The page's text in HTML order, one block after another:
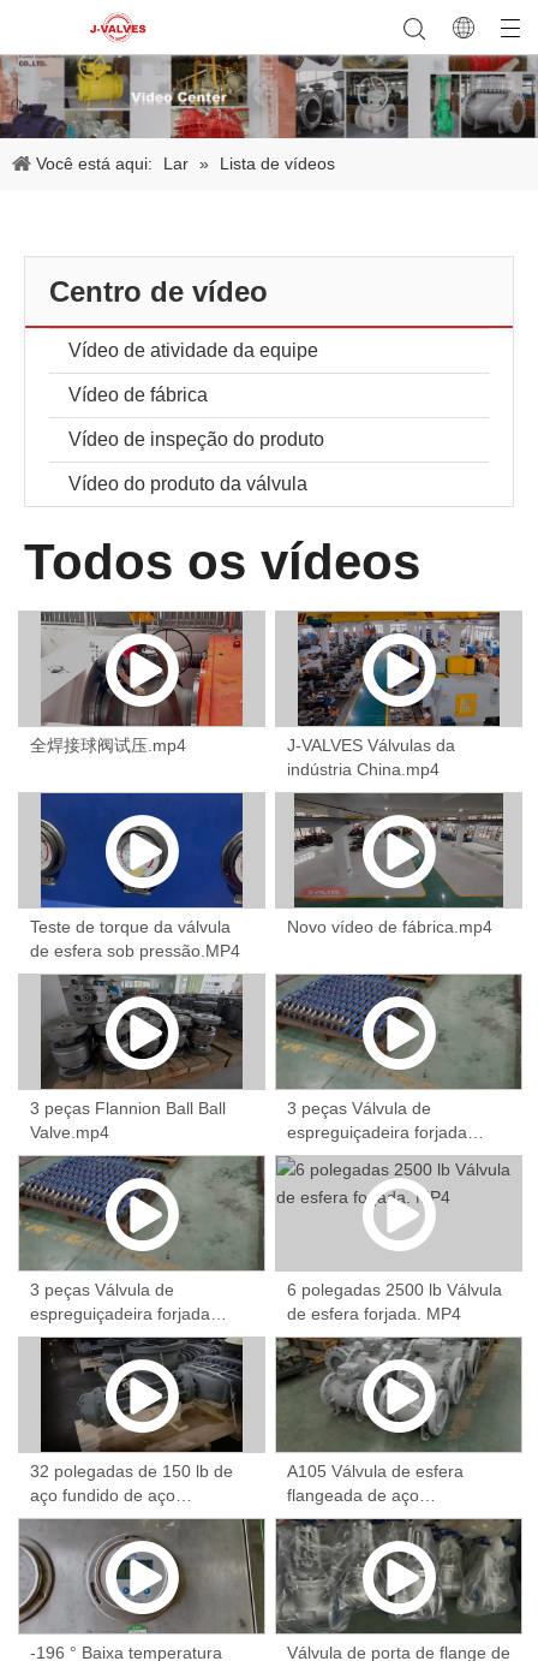
Você está aqui: Lar » Lista de vídeos
Centro de vídeo
Vídeo de atividade da equipe
Vídeo de fábrica
Vídeo de inspeção do produto
Vídeo do produto da válvula
Todos os vídeos
全焊接球阀试压.mp4
J-VALVES Válvulas da
indústria China.mp4
Teste de torque da válvula
de esfera sob pressão.MP4
Novo vídeo de fábrica.mp4
3 peças Flannion Ball Ball
Valve.mp4
3 peças Válvula de
espreguiçadeira forjada
800lb.mp4
3 peças Válvula de
espreguiçadeira forjada
800lb.mp4
6 polegadas 2500 lb Válvula
de esfera forjada. MP4
32 polegadas de 150 lb de
aço fundido de aço
flangeado engrenagem.mp4
A105 Válvula de esfera
flangeada de aço
forjada.MP4
-196 ° Baixa temperatura
Válvula de porta de flange de